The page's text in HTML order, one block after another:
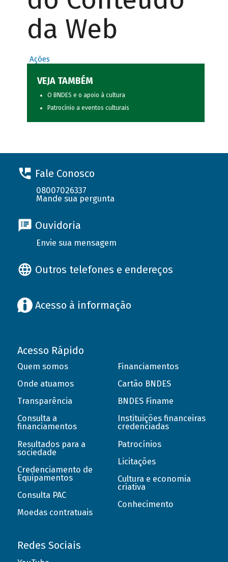
da Web
Ações
VEJA TAMBÉM
O BNDES e o apoio à cultura
Patrocínio a eventos culturais
Fale Conosco
08007026337
Mande sua pergunta
Ouvidoria
Envie sua mensagem
Outros telefones e endereços
Acesso à informação
Acesso Rápido
Quem somos
Onde atuamos
Transparência
Consulta a
financiamentos
Resultados para a
sociedade
Credenciamento de
Equipamentos
Consulta PAC
Moedas contratuais
Financiamentos
Cartão BNDES
BNDES Finame
Instituições financeiras
credenciadas
Patrocínios
Licitações
Cultura e economia
criativa
Conhecimento
Redes Sociais